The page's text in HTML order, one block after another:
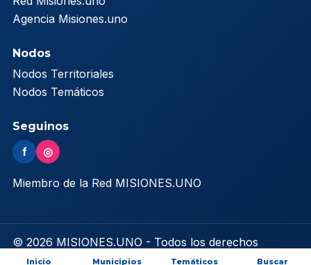
Agencia Misiones.uno
Nodos
Nodos Territoriales
Nodos Temáticos
Seguinos
f ◎
Miembro de la Red MISIONES.UNO
© 2026 MISIONES.UNO - Todos los derechos
reservados
Inicio Municipios Temáticos Buscar